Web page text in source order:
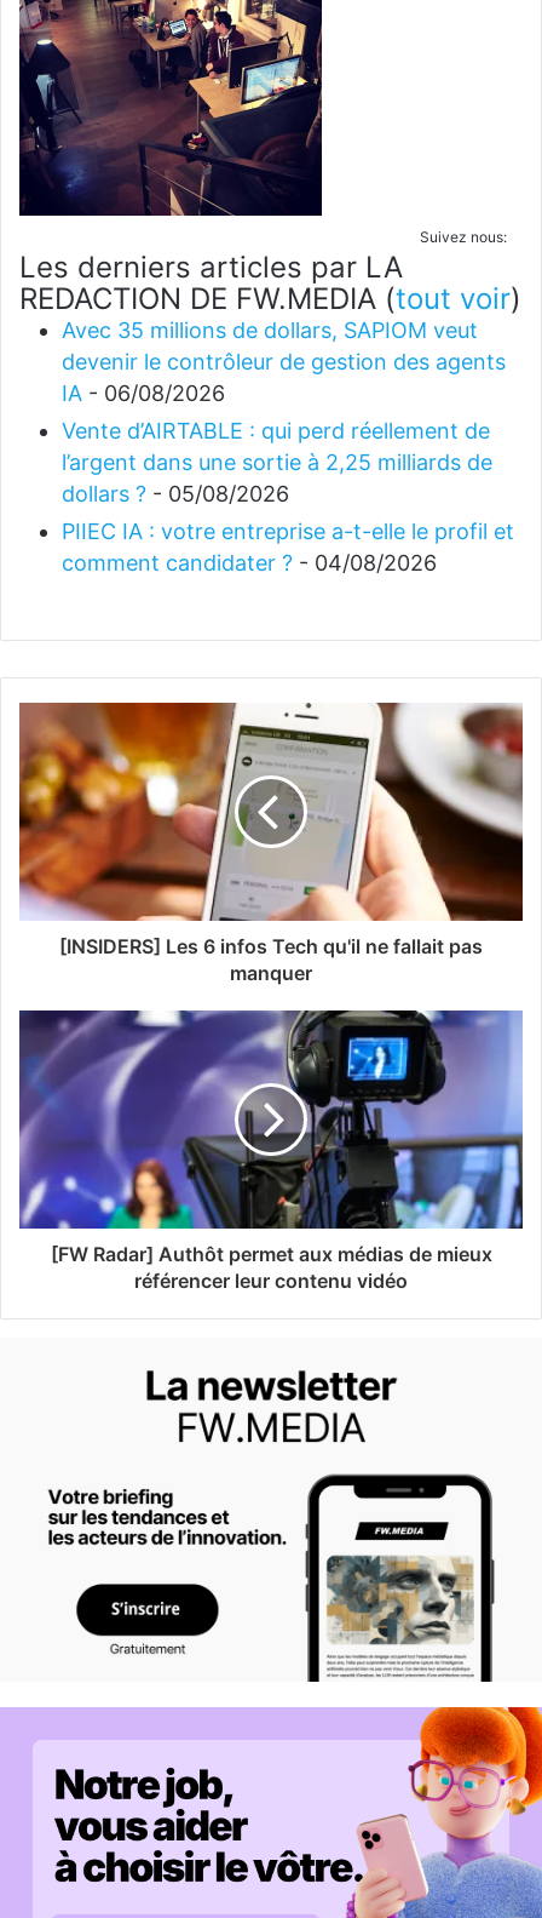
Suivez nous:
Les derniers articles par LA
REDACTION DE FW.MEDIA (tout voir)
Avec 35 millions de dollars, SAPIOM veut
devenir le contrôleur de gestion des agents
IA - 06/08/2026
Vente d’AIRTABLE : qui perd réellement de
l’argent dans une sortie à 2,25 milliards de
dollars ? - 05/08/2026
PIIEC IA : votre entreprise a-t-elle le profil et
comment candidater ? - 04/08/2026
[INSIDERS] Les 6 infos Tech qu'il ne fallait pas
manquer
[FW Radar] Authôt permet aux médias de mieux
référencer leur contenu vidéo